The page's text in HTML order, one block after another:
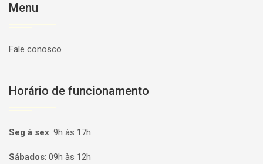
Menu
Fale conosco
Horário de funcionamento
Seg à sex: 9h às 17h
Sábados: 09h às 12h